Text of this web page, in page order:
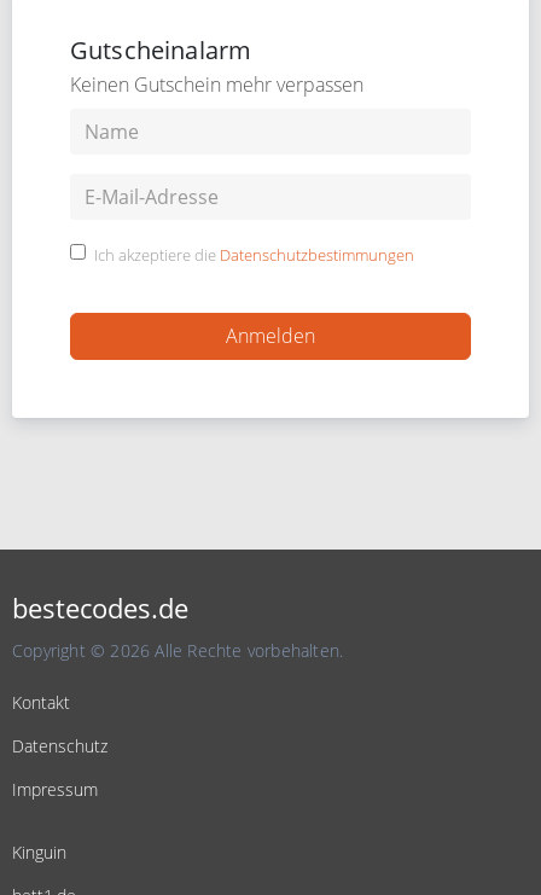
Gutscheinalarm
Keinen Gutschein mehr verpassen
Ich akzeptiere die Datenschutzbestimmungen
bestecodes.de
Copyright © 2026 Alle Rechte vorbehalten.
Kontakt
Datenschutz
Impressum
Kinguin